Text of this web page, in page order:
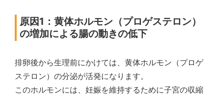
原因1：黄体ホルモン（プロゲステロン）
の増加による腸の動きの低下
排卵後から生理前にかけては、黄体ホルモン（プロゲ
ステロン）の分泌が活発になります。
このホルモンには、妊娠を維持するために子宮の収縮